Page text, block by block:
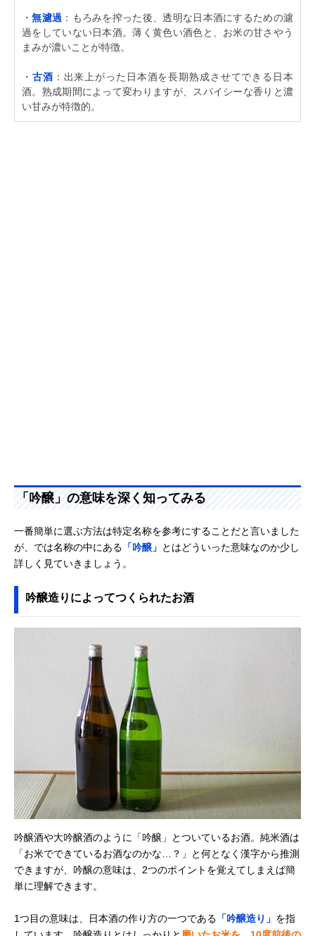
・無濾過 ：もろみを搾った後、透明な日本酒にするための濾
過をしていない日本酒。薄く黄色い酒色と、お米の甘さやう
まみが濃いことが特徴。
・ 古酒 ：出来上がった日本酒を長期熟成させてできる日本
酒。熟成期間によって変わりますが、スパイシーな香りと濃
い甘みが特徴的。
「吟醸」の意味を深く知ってみる
一番簡単に選ぶ方法は特定名称を参考にすることだと言いました
が、では名称の中にある 「吟醸」 とはどういった意味なのか少し
詳しく見ていきましょう。
吟醸造りによってつくられたお酒
吟醸酒や大吟醸酒のように「吟醸」とついているお酒。純米酒は
「お米でできているお酒なのかな…？」と何となく漢字から推測
できますが、吟醸の意味は、2つのポイントを覚えてしまえば簡
単に理解できます。
1つ目の意味は、日本酒の作り方の一つである 「吟醸造り」 を指